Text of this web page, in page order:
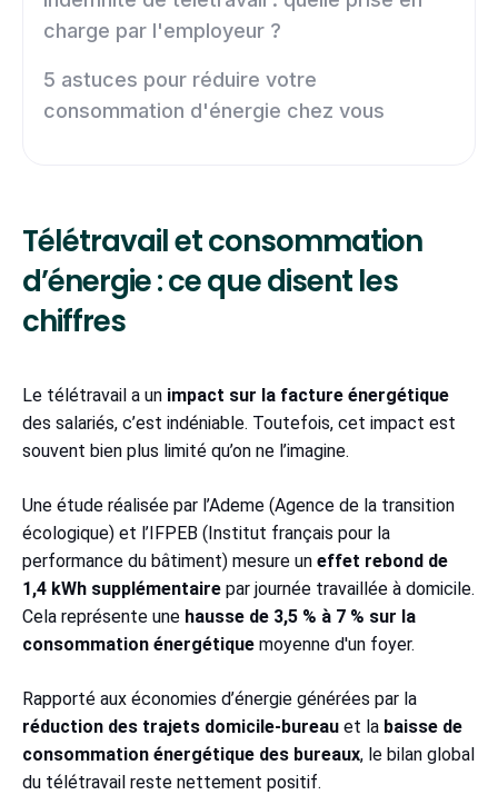
charge par l'employeur ?
5 astuces pour réduire votre
consommation d'énergie chez vous
Télétravail et consommation
d’énergie : ce que disent les
chiffres
Le télétravail a un impact sur la facture énergétique
des salariés, c’est indéniable. Toutefois, cet impact est
souvent bien plus limité qu’on ne l’imagine.
Une étude réalisée par l’Ademe (Agence de la transition
écologique) et l’IFPEB (Institut français pour la
performance du bâtiment) mesure un effet rebond de
1,4 kWh supplémentaire par journée travaillée à domicile.
Cela représente une hausse de 3,5 % à 7 % sur la
consommation énergétique moyenne d'un foyer.
Rapporté aux économies d’énergie générées par la
réduction des trajets domicile-bureau et la baisse de
consommation énergétique des bureaux, le bilan global
du télétravail reste nettement positif.